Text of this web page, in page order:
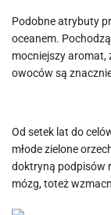
Podobne atrybuty
oceanem.
mocniejszy aromat,
owoców są
Od setek lat do
młode zielone
doktryną podpisów
mózg, toteż